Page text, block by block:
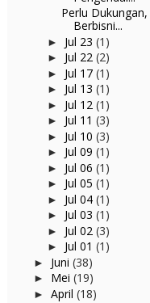
Perlu
Berbisni...
► Jul 23 (1)
► Jul 22 (2)
► Jul 17 (1)
► Jul 13 (1)
► Jul 12 (1)
► Jul 11 (3)
► Jul 10 (3)
► Jul 09 (1)
► Jul 06 (1)
► Jul 05 (1)
► Jul 04 (1)
► Jul 03 (1)
► Jul 02 (3)
► Jul 01 (1)
► Juni (38)
► Mei (19)
► April (18)